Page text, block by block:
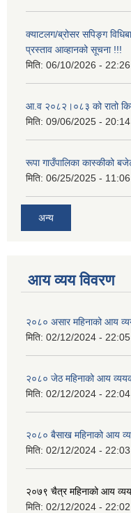
क्याटलग/ब्रोसर सपिङ्ग
प्रस्ताव आव्हानको सूचना !!!
मिति: 06/10/2026 - 22:26
आ.व २०८२।०८३ को रातो
मिति: 09/06/2025 - 20:14
रूपा गाउँपालिका कास्कीको
मिति: 06/25/2025 - 11:06
अन्य
आय व्यय विवरण
२०८० असार महिनाको आय
मिति: 02/12/2024 - 22:05
२०८० जेठ महिनाको आय
मिति: 02/12/2024 - 22:04
२०८० बैसाख महिनाको आय
मिति: 02/12/2024 - 22:03
२०७९ चैत्र महिनाको आय
मिति: 02/12/2024 - 22:02